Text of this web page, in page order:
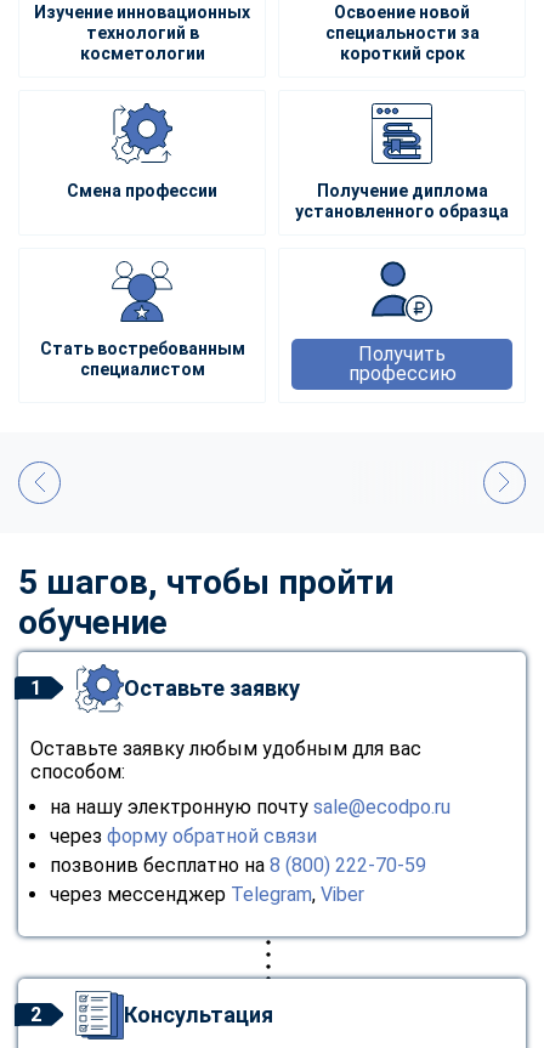
Изучение инновационных
технологий в
косметологии
Освоение новой
специальности за
короткий срок
Смена профессии
Получение диплома
установленного образца
Стать востребованным
специалистом
Получить
профессию
5 шагов, чтобы пройти
обучение
1 Оставьте заявку
Оставьте заявку любым удобным для вас
способом:
на нашу электронную почту sale@ecodpo.ru
через форму обратной связи
позвонив бесплатно на 8 (800) 222-70-59
через мессенджер Telegram, Viber
2 Консультация